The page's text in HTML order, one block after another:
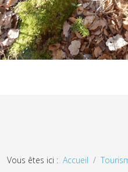
Vous êtes ici : Accueil